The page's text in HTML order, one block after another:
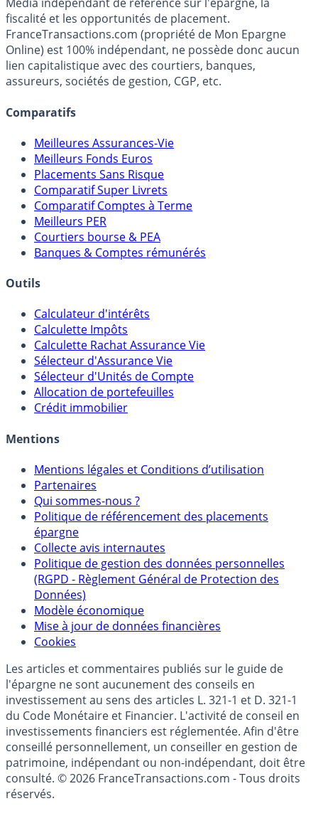
Premier guide épargne de France, en ligne depuis 2001.
Média indépendant de référence sur l'épargne, la
fiscalité et les opportunités de placement.
FranceTransactions.com (propriété de Mon Epargne
Online) est 100% indépendant, ne possède donc aucun
lien capitalistique avec des courtiers, banques,
Meilleures Assurances-Vie
Meilleurs Fonds Euros
Placements Sans Risque
Comparatif Super Livrets
Comparatif Comptes à Terme
Meilleurs PER
Courtiers bourse & PEA
Calculateur d'intérêts
Calculette Impôts
Calculette Rachat Assurance Vie
Sélecteur d'Assurance Vie
Sélecteur d'Unités de Compte
Allocation de portefeuilles
Mentions légales et Conditions d’utilisation
Partenaires
Qui sommes-nous ?
Politique de référencement des placements
épargne
Collecte avis internautes
Politique de gestion des données personnelles
(RGPD - Règlement Général de Protection des
Données)
Modèle économique
Mise à jour de données financières
Cookies
Les articles et commentaires publiés sur le guide de
l'épargne ne sont aucunement des conseils en
investissement au sens des articles L. 321-1 et D. 321-1
du Code Monétaire et Financier. L'activité de conseil en
investissements financiers est réglementée. Afin d'être
conseillé personnellement, un conseiller en gestion de
patrimoine, indépendant ou non-indépendant, doit être
consulté. © 2026 FranceTransactions.com - Tous droits